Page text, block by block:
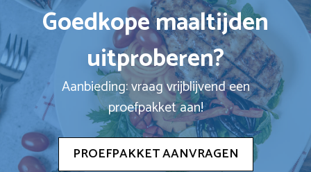
Goedkope maaltijden
uitproberen?
Aanbieding: vraag vrijblijvend een
proefpakket aan!
PROEFPAKKET AANVRAGEN